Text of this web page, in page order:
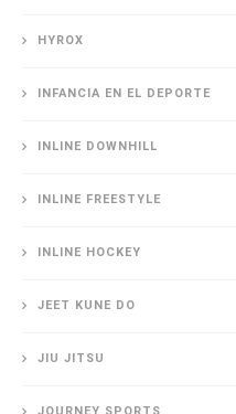
HYROX
INFANCIA EN EL DEPORTE
INLINE DOWNHILL
INLINE FREESTYLE
INLINE HOCKEY
JEET KUNE DO
JIU JITSU